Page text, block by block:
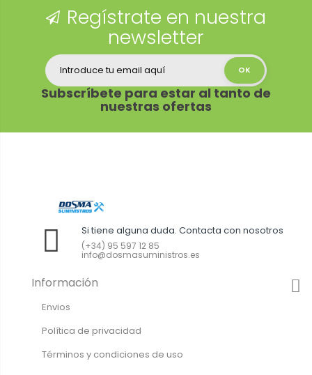
Regístrate en nuestra
newsletter
Subscríbete para estar al tanto de
nuestras ofertas
Si tiene alguna duda. Contacta con nosotros
(+34) 95 597 12 85
info@dosmasuministros.es
Información
Envios
Política de privacidad
Términos y condiciones de uso